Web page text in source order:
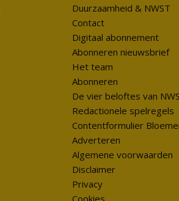
Duurzaamheid & NWST
Contact
Digitaal abonnement
Abonneren nieuwsbrief
Het team
Abonneren
De vier beloftes van
Redactionele spelregels
Contentformulier
Adverteren
Algemene voorwaarden
Disclaimer
Privacy
Cookies